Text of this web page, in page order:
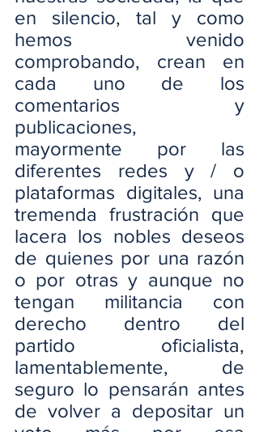
en silencio, tal y como
hemos venido
comprobando, crean en
cada uno de los
comentarios y
publicaciones,
mayormente por las
diferentes redes y / o
plataformas digitales, una
tremenda frustración que
lacera los nobles deseos
de quienes por una razón
o por otras y aunque no
tengan militancia con
derecho dentro del
partido oficialista,
lamentablemente, de
seguro lo pensarán antes
de volver a depositar un